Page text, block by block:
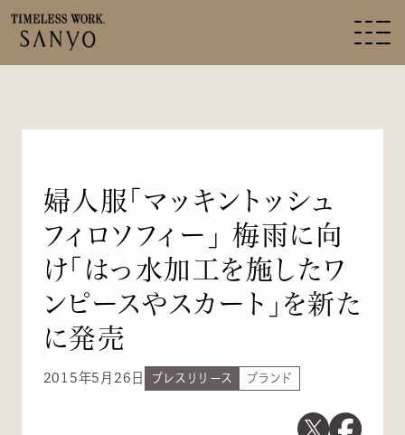
婦人服「マッキントッシュ
フィロソフィー」 梅雨に向
け「はっ水加工を施したワ
ンピースやスカート」を新た
に発売
2015年5月26日 プレスリリース ブランド